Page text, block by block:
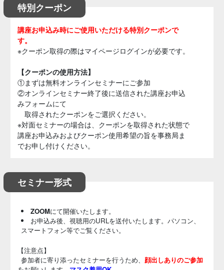
特別クーポン
講座お申込み時にご使用いただける特別クーポンで
す。
※クーポン取得の際はマイページログインが必要です。
【クーポンの使用方法】
①まずは無料オンラインセミナーにご参加
②オンラインセミナー終了後に送信された講座お申込
みフォームにて
取得されたクーポンをご選択ください。
※対面セミナーの場合は、クーポンを取得された状態で
講座お申込みおよびクーポン使用希望の旨を事務局ま
でお申し付けください。
セミナー形式
ZOOMにて開催いたします。
お申込み後、視聴用のURLを送付いたします。パソコン、
スマートフォン等でご覧ください。
【注意点】
参加者に寄り添ったセミナーを行うため、 顔出しありのご参加